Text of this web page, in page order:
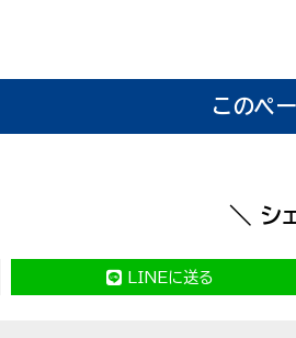
このペ
＼ シ
LINEに送る